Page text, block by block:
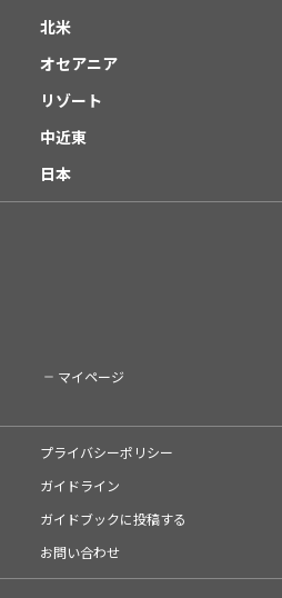
北米
オセアニア
リゾート
中近東
日本
マイページ
プライバシーポリシー
ガイドライン
ガイドブックに投稿する
お問い合わせ